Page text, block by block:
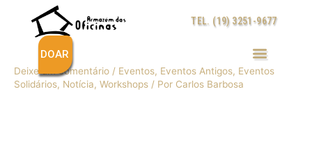
conteúdo
TEL. (19) 3251-9677
DOAR
Deixe um comentário / Eventos, Eventos Antigos, Eventos
Solidários, Notícia, Workshops / Por Carlos Barbosa
Post
navigation